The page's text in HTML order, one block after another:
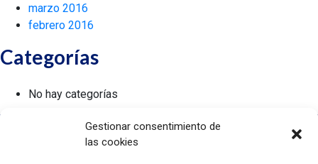
Gestionar consentimiento de
las cookies
marzo 2016
febrero 2016
Categorías
No hay categorías